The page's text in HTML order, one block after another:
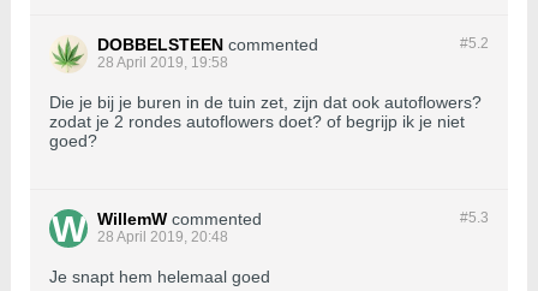
#5.2
DOBBELSTEEN commented
28 April 2019, 19:58
Die je bij je buren in de tuin zet, zijn dat ook autoflowers?
zodat je 2 rondes autoflowers doet? of begrijp ik je niet
goed?
#5.3
WillemW commented
28 April 2019, 20:48
Je snapt hem helemaal goed